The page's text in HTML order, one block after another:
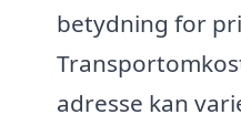
betydning for
adresse kan